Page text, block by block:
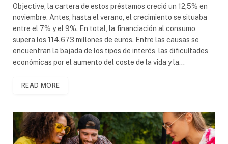
Objective, la cartera de estos préstamos creció un 12,5% en
noviembre. Antes, hasta el verano, el crecimiento se situaba
entre el 7% y el 9%. En total, la financiación al consumo
supera los 114.673 millones de euros. Entre las causas se
encuentran la bajada de los tipos de interés, las dificultades
económicas por el aumento del coste de la vida y la…
READ MORE